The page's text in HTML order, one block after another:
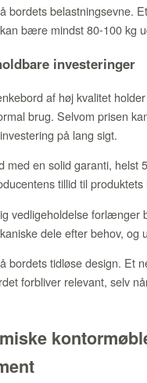
bordets belastningsevne.
bære mindst 80-100 kg
investeringer
af høj kvalitet
brug. Selvom prisen
på lang sigt.
med en solid garanti, helst
tillid til produktets
vedligeholdelse forlænger
dele efter behov, og
bordets tidløse design. Et
forbliver relevant, selv